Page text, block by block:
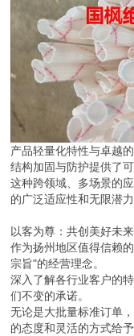
产品轻量化特性与卓越
结构加固与防护提供了可
这种跨领域、多场景的
的广泛适应性和无限潜力
以客为尊：共创美好未来
作为扬州地区值得信赖
宗旨"的经营理念。
深入了解各行业客户的
们不变的承诺。
无论是大批量标准订单
的态度和灵活的方式给予